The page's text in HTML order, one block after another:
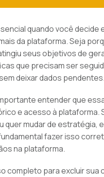
quando você decide
da plataforma. Seja
seus objetivos de
que precisam ser
deixar dados pendentes.
entender que
e acesso à plataforma.
mudar de estratégia,
fazer isso
na plataforma.
completo para excluir sua